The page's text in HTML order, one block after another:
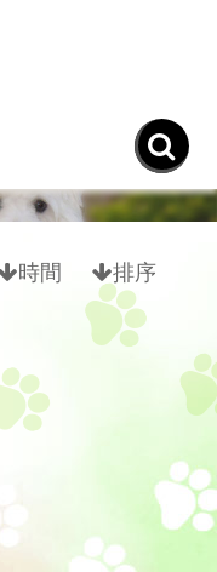
時間 排序